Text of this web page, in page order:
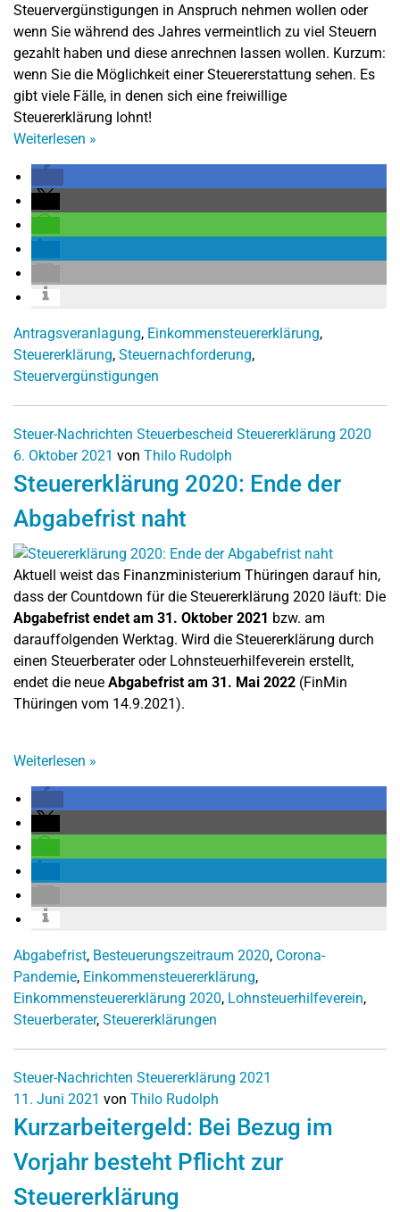
Steuervergünstigungen in Anspruch nehmen wollen oder
wenn Sie während des Jahres vermeintlich zu viel Steuern
gezahlt haben und diese anrechnen lassen wollen. Kurzum:
wenn Sie die Möglichkeit einer Steuererstattung sehen. Es
gibt viele Fälle, in denen sich eine freiwillige
Steuererklärung lohnt!
Weiterlesen »
Antragsveranlagung, Einkommensteuererklärung,
Steuererklärung, Steuernachforderung,
Steuervergünstigungen
Steuer-Nachrichten Steuerbescheid Steuererklärung 2020
6. Oktober 2021 von Thilo Rudolph
Steuererklärung 2020: Ende der
Abgabefrist naht
Aktuell weist das Finanzministerium Thüringen darauf hin,
dass der Countdown für die Steuererklärung 2020 läuft: Die
Abgabefrist endet am 31. Oktober 2021 bzw. am
darauffolgenden Werktag. Wird die Steuererklärung durch
einen Steuerberater oder Lohnsteuerhilfeverein erstellt,
endet die neue Abgabefrist am 31. Mai 2022 (FinMin
Thüringen vom 14.9.2021).
Weiterlesen »
Abgabefrist, Besteuerungszeitraum 2020, Corona-
Pandemie, Einkommensteuererklärung,
Einkommensteuererklärung 2020, Lohnsteuerhilfeverein,
Steuerberater, Steuererklärungen
Steuer-Nachrichten Steuererklärung 2021
11. Juni 2021 von Thilo Rudolph
Kurzarbeitergeld: Bei Bezug im
Vorjahr besteht Pflicht zur
Steuererklärung